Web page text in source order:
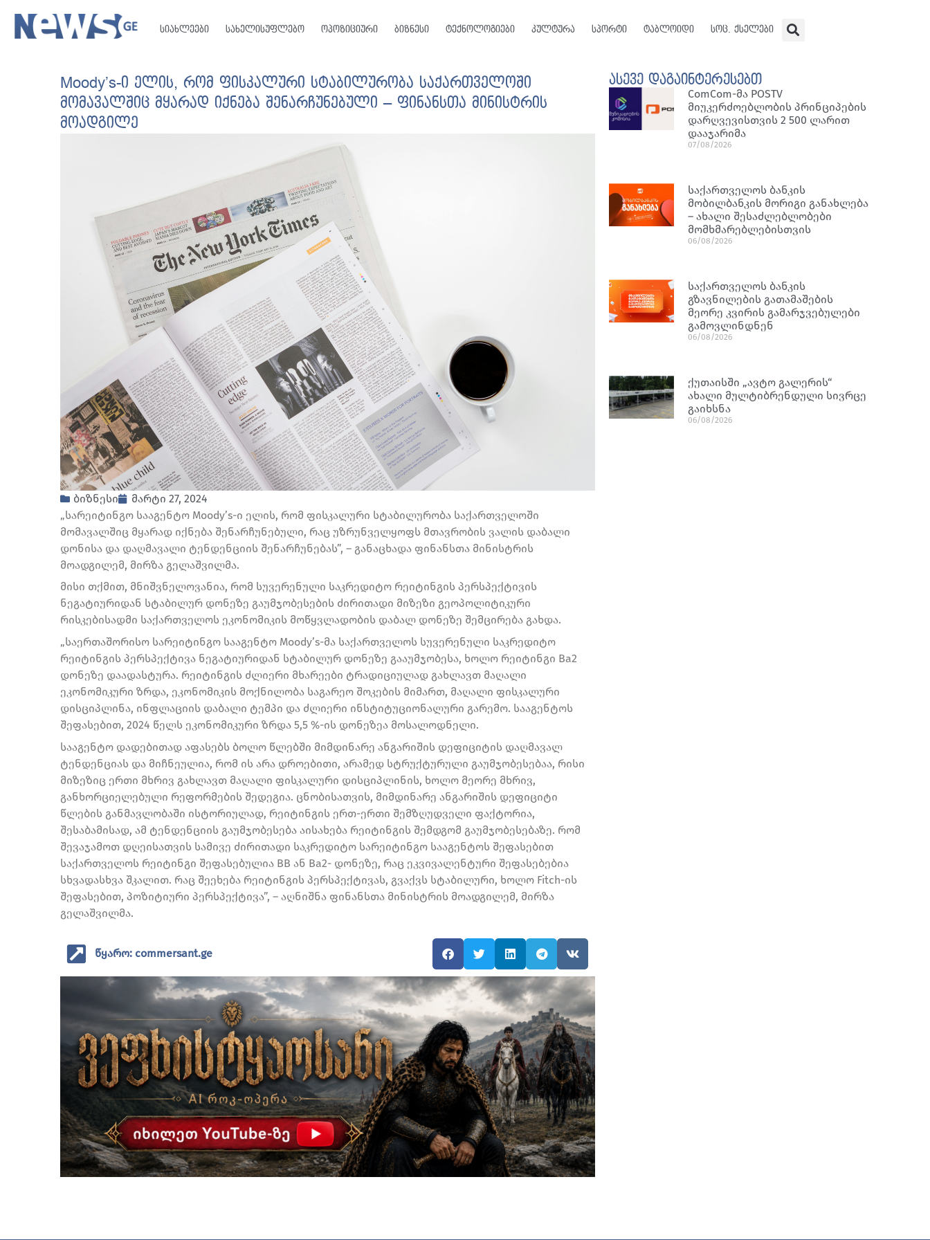
სიახლეები სახელისუფლებო ოპოზიციური ბიზნესი ტექნოლოგიები კულტურა სპორტი ტაბლოიდი სოც. ქსელები
Moody’s-ი ელის, რომ ფისკალური სტაბილურობა საქართველოში
მომავალშიც მყარად იქნება შენარჩუნებული – ფინანსთა მინისტრის
მოადგილე
ბიზნესი
მარტი 27, 2024
„სარეიტინგო სააგენტო Moody’s-ი ელის, რომ ფისკალური სტაბილურობა საქართველოში
მომავალშიც მყარად იქნება შენარჩუნებული, რაც უზრუნველყოფს მთავრობის ვალის დაბალი
დონისა და დაღმავალი ტენდენციის შენარჩუნებას”, – განაცხადა ფინანსთა მინისტრის
მოადგილემ, მირზა გელაშვილმა.
მისი თქმით, მნიშვნელოვანია, რომ სუვერენული საკრედიტო რეიტინგის პერსპექტივის
ნეგატიურიდან სტაბილურ დონეზე გაუმჯობესების ძირითადი მიზეზი გეოპოლიტიკური
რისკებისადმი საქართველოს ეკონომიკის მოწყვლადობის დაბალ დონეზე შემცირება გახდა.
„საერთაშორისო სარეიტინგო სააგენტო Moody’s-მა საქართველოს სუვერენული საკრედიტო
რეიტინგის პერსპექტივა ნეგატიურიდან სტაბილურ დონეზე გააუმჯობესა, ხოლო რეიტინგი Ba2
დონეზე დაადასტურა. რეიტინგის ძლიერი მხარეები ტრადიციულად გახლავთ მაღალი
ეკონომიკური ზრდა, ეკონომიკის მოქნილობა საგარეო შოკების მიმართ, მაღალი ფისკალური
დისციპლინა, ინფლაციის დაბალი ტემპი და ძლიერი ინსტიტუციონალური გარემო. სააგენტოს
შეფასებით, 2024 წელს ეკონომიკური ზრდა 5,5 %-ის დონეზეა მოსალოდნელი.
სააგენტო დადებითად აფასებს ბოლო წლებში მიმდინარე ანგარიშის დეფიციტის დაღმავალ
ტენდენციას და მიჩნეულია, რომ ის არა დროებითი, არამედ სტრუქტურული გაუმჯობესებაა, რისი
მიზეზიც ერთი მხრივ გახლავთ მაღალი ფისკალური დისციპლინის, ხოლო მეორე მხრივ,
განხორციელებული რეფორმების შედეგია. ცნობისათვის, მიმდინარე ანგარიშის დეფიციტი
წლების განმავლობაში ისტორიულად, რეიტინგის ერთ-ერთი შემზღუდველი ფაქტორია,
შესაბამისად, ამ ტენდენციის გაუმჯობესება აისახება რეიტინგის შემდგომ გაუმჯობესებაზე. რომ
შევაჯამოთ დღეისათვის სამივე ძირითადი საკრედიტო სარეიტინგო სააგენტოს შეფასებით
საქართველოს რეიტინგი შეფასებულია BB ან Ba2- დონეზე, რაც ეკვივალენტური შეფასებებია
სხვადასხვა შკალით. რაც შეეხება რეიტინგის პერსპექტივას, გვაქვს სტაბილური, ხოლო Fitch-ის
შეფასებით, პოზიტიური პერსპექტივა”, – აღნიშნა ფინანსთა მინისტრის მოადგილემ, მირზა
გელაშვილმა.
წყარო: commersant.ge
ასევე დაგაინტერესებთ
ComCom-მა POSTV
მიუკერძოებლობის პრინციპების
დარღვევისთვის 2 500 ლარით
დააჯარიმა
07/08/2026
საქართველოს ბანკის
მობილბანკის მორიგი განახლება
– ახალი შესაძლებლობები
მომხმარებლებისთვის
06/08/2026
საქართველოს ბანკის
გზავნილების გათამაშების
მეორე კვირის გამარჯვებულები
გამოვლინდნენ
06/08/2026
ქუთაისში „ავტო გალერის“
ახალი მულტიბრენდული სივრცე
გაიხსნა
06/08/2026